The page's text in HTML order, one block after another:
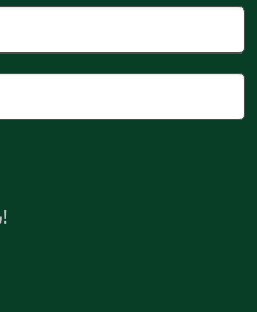
سجل الآن للحصول على الاستشارة!